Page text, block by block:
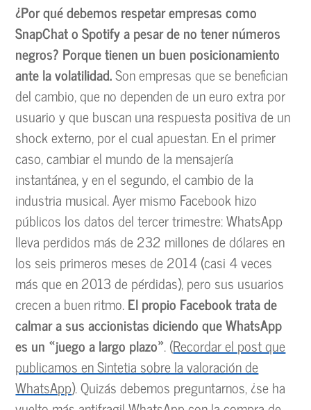
¿Por qué debemos respetar empresas como
SnapChat o Spotify a pesar de no tener números
negros? Porque tienen un buen posicionamiento
ante la volatilidad.Son empresas que se benefician
del cambio, que no dependen de un euro extra por
usuario y que buscan una respuesta positiva de un
shock externo, por el cual apuestan. En el primer
caso, cambiar el mundo de la mensajería
instantánea, y en el segundo, el cambio de la
industria musical. Ayer mismo Facebook hizo
públicos los datos del tercer trimestre: WhatsApp
lleva perdidos más de 232 millones de dólares en
los seis primeros meses de 2014 (casi 4 veces
más que en 2013 de pérdidas), pero sus usuarios
crecen a buen ritmo.El propio Facebook trata de
calmar a sus accionistas diciendo que WhatsApp
es un «juego a largo plazo». (Recordar el post que
publicamos en Sintetia sobre la valoración de
WhatsApp). Quizás debemos preguntarnos, ¿se ha